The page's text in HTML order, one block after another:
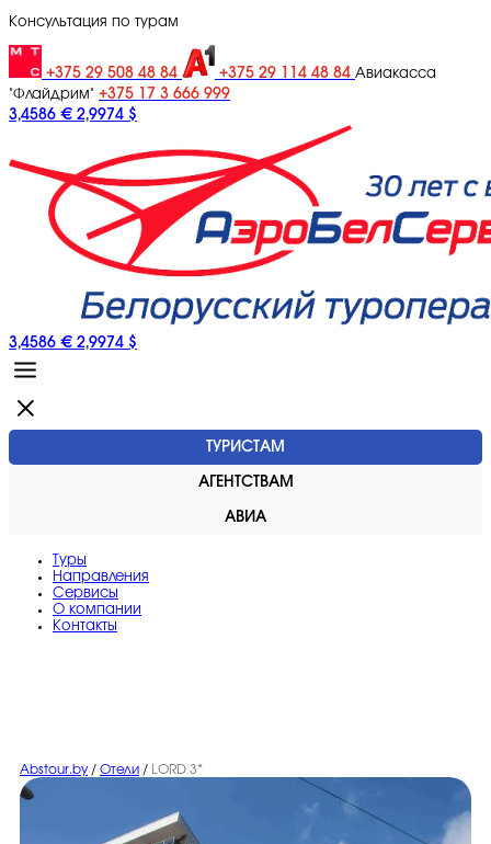
Консультация по турам
+375 29 508 48 84 +375 29 114 48 84 Авиакасса
"Флайдрим" +375 17 3 666 999
3,4586 € 2,9974 $
3,4586 € 2,9974 $
ТУРИСТАМ
АГЕНТСТВАМ
АВИА
Туры
Направления
Сервисы
O компании
Контакты
Abstour.by / Отели / LORD 3*